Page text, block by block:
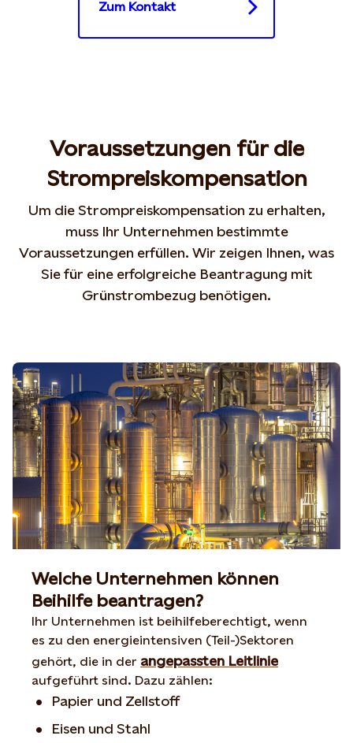
Zum Kontakt
Voraussetzungen für die
Strompreiskompensation
Um die Strompreiskompensation zu erhalten,
muss Ihr Unternehmen bestimmte
Voraussetzungen erfüllen. Wir zeigen Ihnen, was
Sie für eine erfolgreiche Beantragung mit
Grünstrombezug benötigen.
Welche Unternehmen können
Beihilfe beantragen?
Ihr Unternehmen ist beihilfeberechtigt, wenn
es zu den energieintensiven (Teil-)Sektoren
gehört, die in der angepassten Leitlinie
aufgeführt sind. Dazu zählen:
Papier und Zellstoff
Eisen und Stahl